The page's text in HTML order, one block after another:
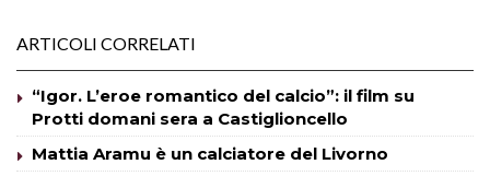
ARTICOLI CORRELATI
“Igor. L’eroe romantico del calcio”: il film su
Protti domani sera a Castiglioncello
Mattia Aramu è un calciatore del Livorno